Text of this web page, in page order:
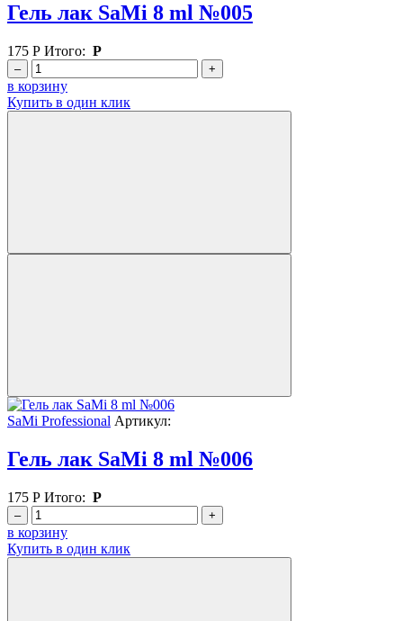
Гель лак SaMi 8 ml №005
175 Р Итого: Р
– +
в корзину
Купить в один клик
SaMi Professional Артикул:
Гель лак SaMi 8 ml №006
175 Р Итого: Р
– +
в корзину
Купить в один клик